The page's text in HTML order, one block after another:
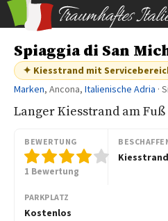
Spiaggia di San
✦ Kiesstrand mit
Marken, Ancona, Italienische Adria ·
Langer Kiesstrand am
BEWERTUNG
1 Bewertung
Kiesstrand
PARKPLATZ
Kostenlos